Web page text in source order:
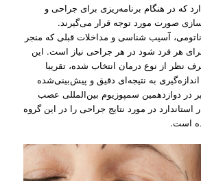
که در هنگام برنامه‌ریزی برای جراحی و
صورت مورد توجه قرار می‌گیرند.
آسیب شناسی و مداخلات قبلی که منجر
هر فرد شود در هر جراحی نیاز است. این
نظر از نوع درمان انتخاب شده، تقریبا
به نتیجه‌ای دقیق و پیش‌بینی‌شده
در دوازدهمین سمپوزیوم بین‌المللی عصب
استاندارد در مورد نتایج جراحی را در این گروه
است.